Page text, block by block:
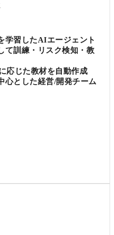
学習したAIエージェント
て訓練・リスク検知・教
応じた教材を自動作成
心とした経営/開発チーム